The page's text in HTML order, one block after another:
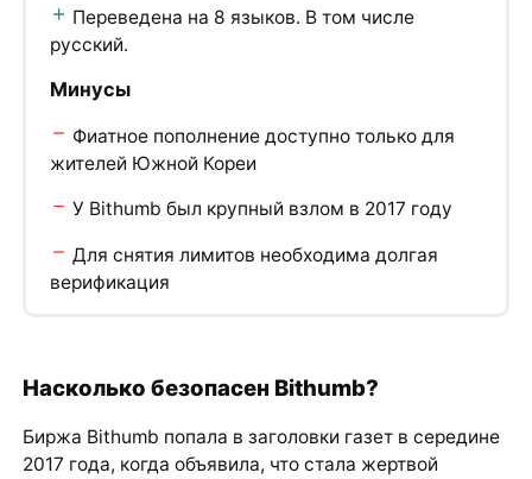
Переведена на 8 языков. В том числе
русский.
Минусы
Фиатное пополнение доступно только для
жителей Южной Кореи
У Bithumb был крупный взлом в 2017 году
Для снятия лимитов необходима долгая
верификация
Насколько безопасен Bithumb?
Биржа Bithumb попала в заголовки газет в середине
2017 года, когда объявила, что стала жертвой